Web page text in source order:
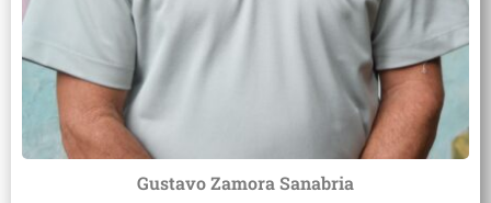
Gustavo Zamora Sanabria